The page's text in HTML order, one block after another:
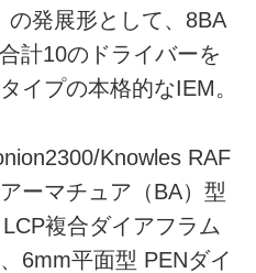
の発展形として、8BA
計10のドライバーを
イプの本格的なIEM。
Knowles RAF
ーマチュア（BA）型
複合ダイアフラム
6mm平面型 PENダイ